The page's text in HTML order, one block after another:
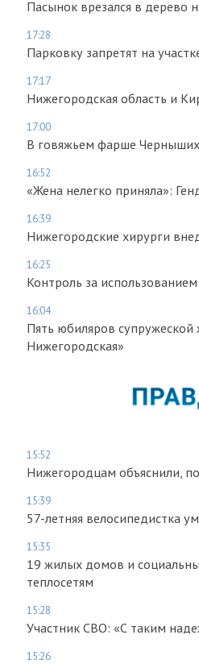
Пасынок врезался в дерево
17:28
Парковку запретят на
17:17
Нижегородская область и
17:00
В говяжьем фарше
16:52
«Жена нелегко приняла»:
16:39
Нижегородские хирурги
16:25
Контроль за
16:04
Пять юбиляров супружеской
Нижегородская»
15:52
Нижегородцам объяснили,
15:39
57-летняя велосипедистка
15:35
19 жилых домов и
теплосетям
15:28
Участник СВО: «С таким
15:26